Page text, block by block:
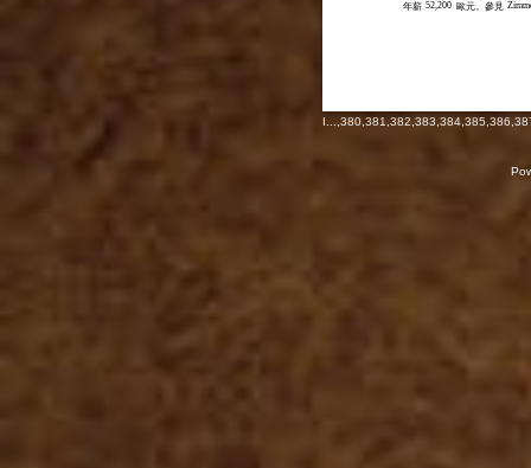
年薪 52,200 歐元。參見
I 380 381 382 383 384 385 386